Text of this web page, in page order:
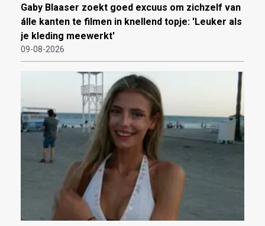
Gaby Blaaser zoekt goed excuus om zichzelf van
álle kanten te filmen in knellend topje: 'Leuker als
je kleding meewerkt'
09-08-2026